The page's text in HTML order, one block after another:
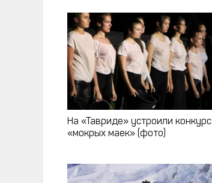
На «Тавриде» устроили конкурс
«мокрых маек» (фото)